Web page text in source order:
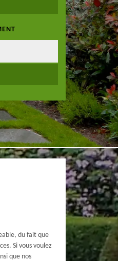
du fait que
Si vous voulez
que nos